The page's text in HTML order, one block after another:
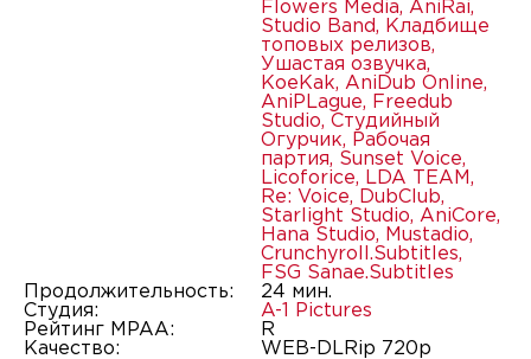
Flowers Media, AniRai,
Studio Band, Кладбище
топовых релизов,
Ушастая озвучка,
KoeKak, AniDub Online,
AniPLague, Freedub
Studio, Студийный
Огурчик, Рабочая
партия, Sunset Voice,
Licoforice, LDA TEAM ,
Re: Voice, DubClub,
Starlight Studio, AniCore,
Hana Studio, Mustadio,
Crunchyroll.Subtitles,
FSG Sanae.Subtitles
Продолжительность:
24 мин.
Студия:
A-1 Pictures
Рейтинг MPAA:
R
Качество:
WEB-DLRip 720p